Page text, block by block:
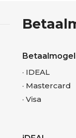
· IDEAL
· Mastercard
· Visa